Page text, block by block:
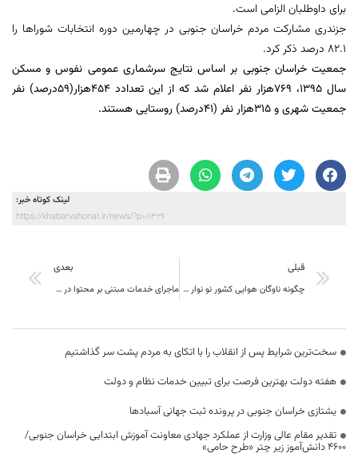
برای داوطلبان الزامی است.
جزندری مشارکت مردم خراسان جنوبی در چهارمین دوره انتخابات شوراها را
82.1 درصد ذکر کرد.
جمعیت خراسان جنوبی بر اساس نتایج سرشماری عمومی نفوس و مسکن
سال 1395، 769هزار نفر اعلام شد که از این تعدادد 454هزار(59درصد) نفر
جمعیت شهری و 315هزار نفر (41درصد) روستایی هستند.
لینک کوتاه خبر:
https://khabarvahonar.ir/news/?p=11329
قبلی
چگونه ناوگان هوایی کشور نو نوار شد؛
بعدی
ماجرای خدمات مبتنی بر محتوا در قبوض تلفن همراه؛
سخت‌ترین شرایط پس از انقلاب را با اتکای به مردم پشت سر گذاشتیم
هفته دولت بهترین فرصت برای تبیین خدمات نظام و دولت
یشتازی خراسان جنوبی در پرونده ثبت جهانی آسبادها
تقدیر مقام عالی وزارت از عملکرد جهادی معاونت آموزش ابتدایی خراسان جنوبی/
۴۶۰۰ دانش‌آموز زیر چتر «طرح حامی»